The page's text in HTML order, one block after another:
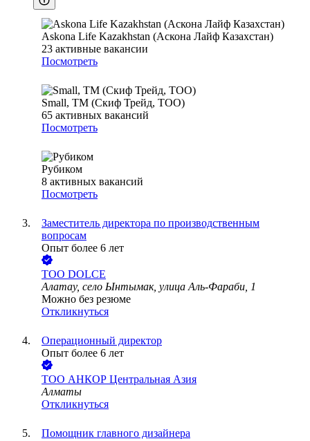
Askona Life Kazakhstan (Аскона Лайф Казахстан)
23 активные вакансии
Посмотреть
Small, ТМ (Скиф Трейд, ТОО)
65 активных вакансий
Посмотреть
Рубиком
8 активных вакансий
Посмотреть
Заместитель директора по производственным
вопросам
Опыт более 6 лет
ТОО DOLCE
Алатау, село Ынтымак, улица Аль-Фараби, 1
Можно без резюме
Откликнуться
Операционный директор
Опыт более 6 лет
ТОО АНКОР Центральная Азия
Алматы
Откликнуться
Помощник главного дизайнера